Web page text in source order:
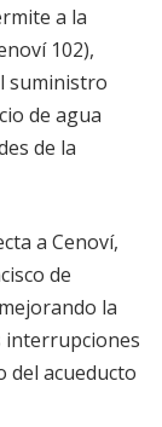
a la
102),
suministro
de agua
de la
a Cenoví,
de
la
interrupciones
del acueducto